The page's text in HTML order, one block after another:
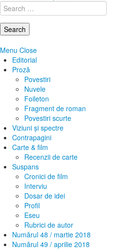
Search
for:
Menu Close
Editorial
Proză
Povestiri
Nuvele
Foileton
Fragment de roman
Povestiri scurte
Viziuni și spectre
Contrapagini
Carte & film
Recenzii de carte
Suspans
Cronici de film
Interviu
Dosar de idei
Profil
Eseu
Rubrici de autor
Numărul 48 / martie 2018
Numărul 49 / aprilie 2018